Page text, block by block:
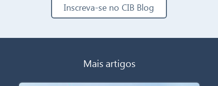
Inscreva-se no CIB Blog
Mais artigos